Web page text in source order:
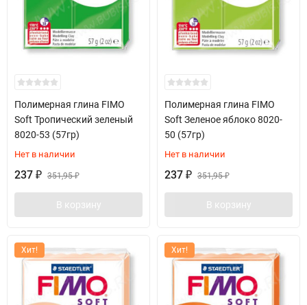
Полимерная глина FIMO
Soft Тропический зеленый
8020-53 (57гр)
Нет в наличии
237 ₽ 351,95₽
В корзину
Полимерная глина FIMO
Soft Зеленое яблоко 8020-
50 (57гр)
Нет в наличии
237 ₽ 351,95₽
В корзину
Хит! Хит!